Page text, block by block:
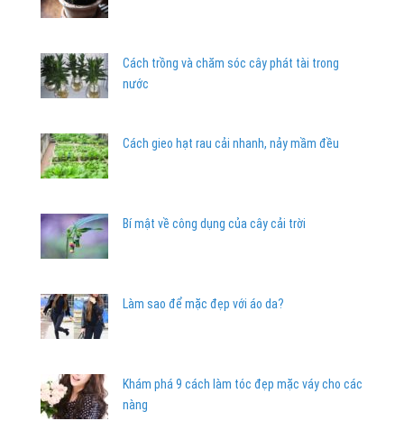
Cách trồng và chăm sóc cây phát tài trong
nước
Cách gieo hạt rau cải nhanh, nảy mầm đều
Bí mật về công dụng của cây cải trời
Làm sao để mặc đẹp với áo da?
Khám phá 9 cách làm tóc đẹp mặc váy cho các
nàng